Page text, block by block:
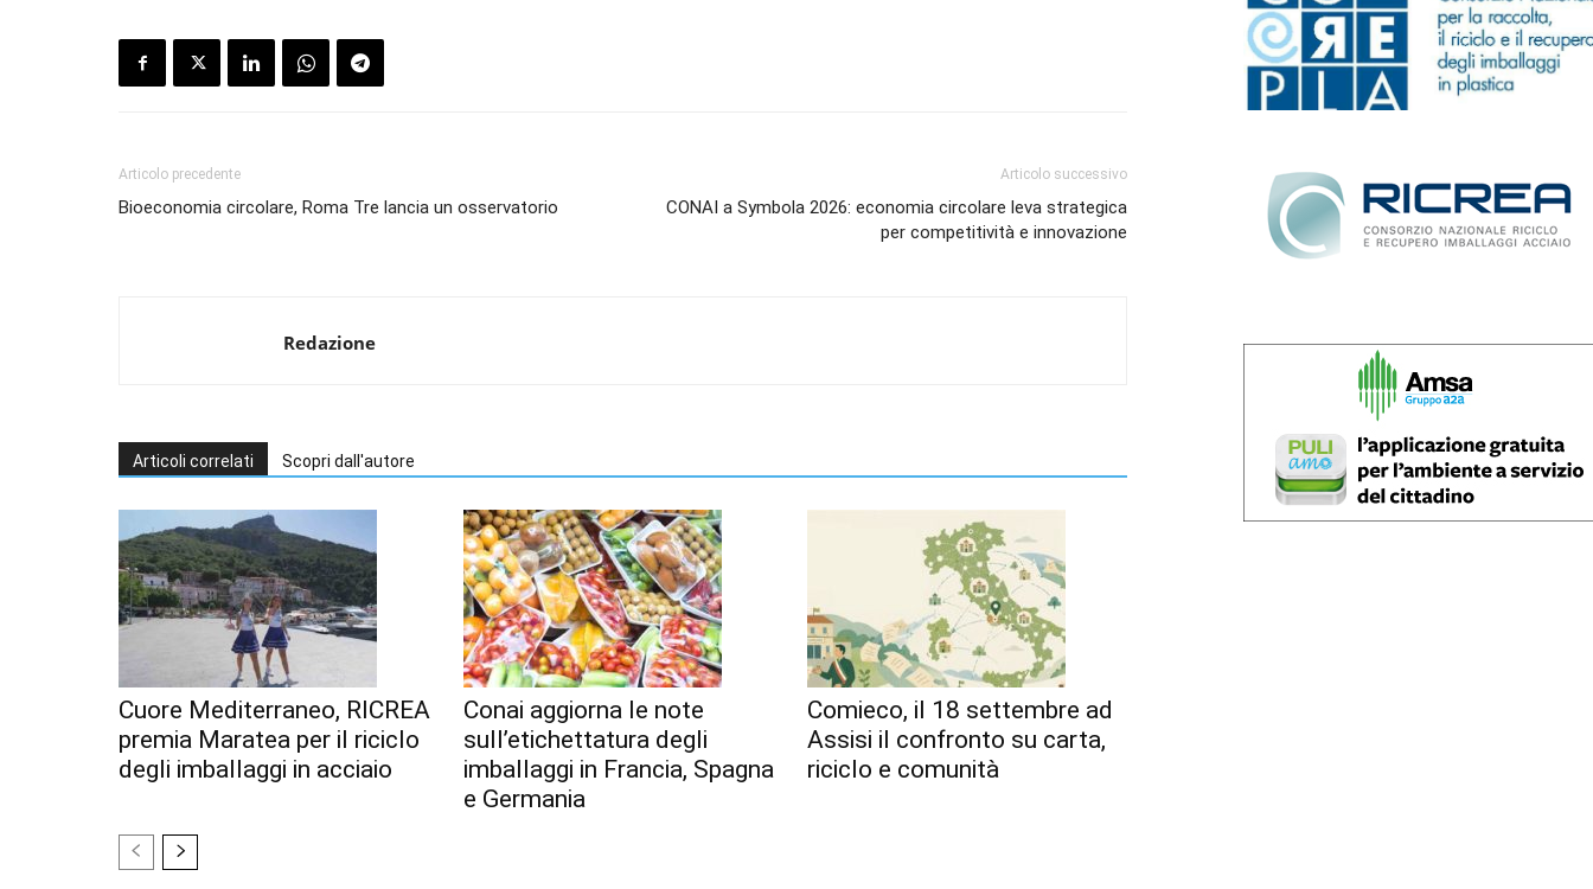
Articolo precedente
Bioeconomia circolare, Roma Tre lancia un osservatorio
Articolo successivo
CONAI a Symbola 2026: economia circolare leva strategica
per competitività e innovazione
Redazione
Articoli correlati Scopri dall'autore
Cuore Mediterraneo, RICREA
premia Maratea per il riciclo
degli imballaggi in acciaio
Conai aggiorna le note
sull’etichettatura degli
imballaggi in Francia, Spagna
e Germania
Comieco, il 18 settembre ad
Assisi il confronto su carta,
riciclo e comunità